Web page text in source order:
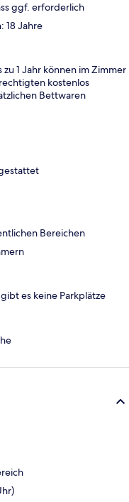
ggf. erforderlich
18 Jahre
1 Jahr können im Zimmer
kostenlos
Bettwaren
Bereichen
es keine Parkplätze